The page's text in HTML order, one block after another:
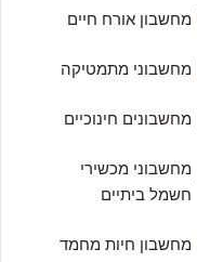
מחשבון אורח חיים
מחשבוני מתמטיקה
מחשבונים חינוכיים
מחשבוני מכשירי
חשמל ביתיים
מחשבון חיות מחמד